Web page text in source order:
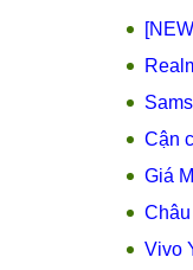
Cận
Giá
Vivo